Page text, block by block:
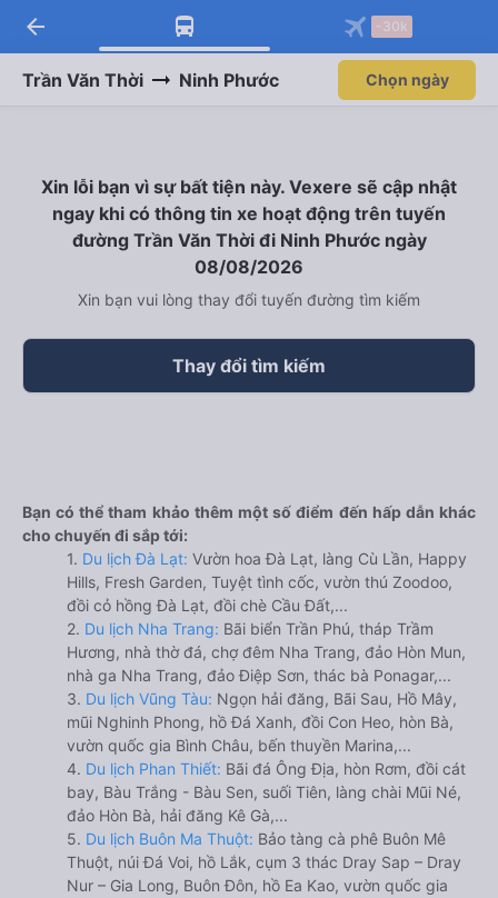
arrow_back -30k
Trần Văn Thời Ninh Phước Chọn ngày
Xin lỗi bạn vì sự bất tiện này. Vexere sẽ cập nhật
ngay khi có thông tin xe hoạt động trên tuyến
đường Trần Văn Thời đi Ninh Phước ngày
08/08/2026
Xin bạn vui lòng thay đổi tuyến đường tìm kiếm
Thay đổi tìm kiếm
Bạn có thể tham khảo thêm một số điểm đến hấp dẫn khác
cho chuyến đi sắp tới:
1. Du lịch Đà Lạt: Vườn hoa Đà Lạt, làng Cù Lần, Happy
Hills, Fresh Garden, Tuyệt tình cốc, vườn thú Zoodoo,
đồi cỏ hồng Đà Lạt, đồi chè Cầu Đất,...
2. Du lịch Nha Trang: Bãi biển Trần Phú, tháp Trầm
Hương, nhà thờ đá, chợ đêm Nha Trang, đảo Hòn Mun,
nhà ga Nha Trang, đảo Điệp Sơn, thác bà Ponagar,...
3. Du lịch Vũng Tàu: Ngọn hải đăng, Bãi Sau, Hồ Mây,
mũi Nghinh Phong, hồ Đá Xanh, đồi Con Heo, hòn Bà,
vườn quốc gia Bình Châu, bến thuyền Marina,...
4. Du lịch Phan Thiết: Bãi đá Ông Địa, hòn Rơm, đồi cát
bay, Bàu Trắng - Bàu Sen, suối Tiên, làng chài Mũi Né,
đảo Hòn Bà, hải đăng Kê Gà,...
5. Du lịch Buôn Ma Thuột: Bảo tàng cà phê Buôn Mê
Thuột, núi Đá Voi, hồ Lắk, cụm 3 thác Dray Sap – Dray
Nur – Gia Long, Buôn Đôn, hồ Ea Kao, vườn quốc gia